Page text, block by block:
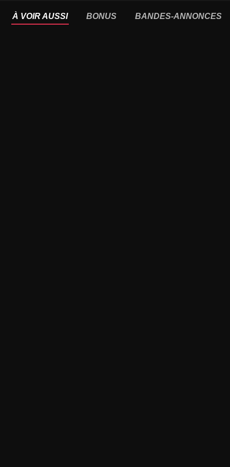
À VOIR AUSSI BONUS BANDES-ANNONCES